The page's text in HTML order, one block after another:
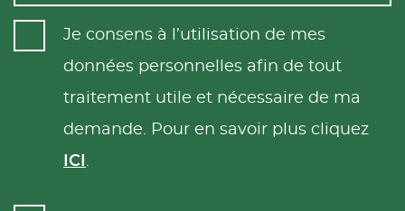
Je consens à l’utilisation de mes
données personnelles afin de tout
traitement utile et nécessaire de ma
demande. Pour en savoir plus cliquez
ICI .